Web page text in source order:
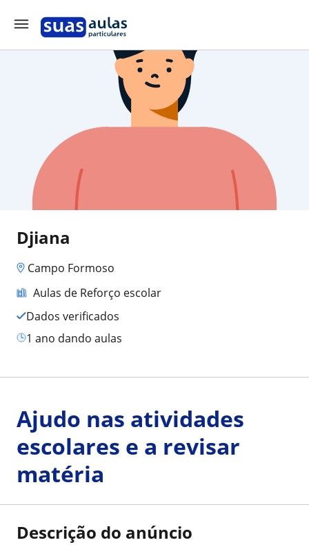
Djiana
Campo Formoso
Aulas de Reforço escolar
Dados verificados
1 ano dando aulas
Ajudo nas atividades
escolares e a revisar
matéria
Descrição do anúncio